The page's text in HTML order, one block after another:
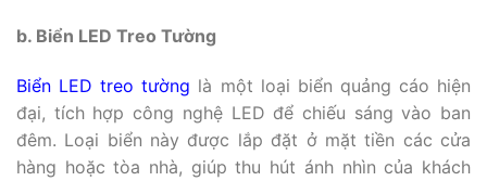
b. Biển LED Treo Tường
Biển LED treo tường là một loại biển quảng cáo hiện
đại, tích hợp công nghệ LED để chiếu sáng vào ban
đêm. Loại biển này được lắp đặt ở mặt tiền các cửa
hàng hoặc tòa nhà, giúp thu hút ánh nhìn của khách